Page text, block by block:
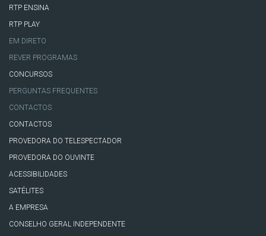
RTP ENSINA
RTP PLAY
EM DIRETO
REVER PROGRAMAS
CONCURSOS
PERGUNTAS FREQUENTES
CONTACTOS
CONTACTOS
PROVEDORA DO TELESPECTADOR
PROVEDORA DO OUVINTE
ACESSIBILIDADES
SATÉLITES
A EMPRESA
CONSELHO GERAL INDEPENDENTE